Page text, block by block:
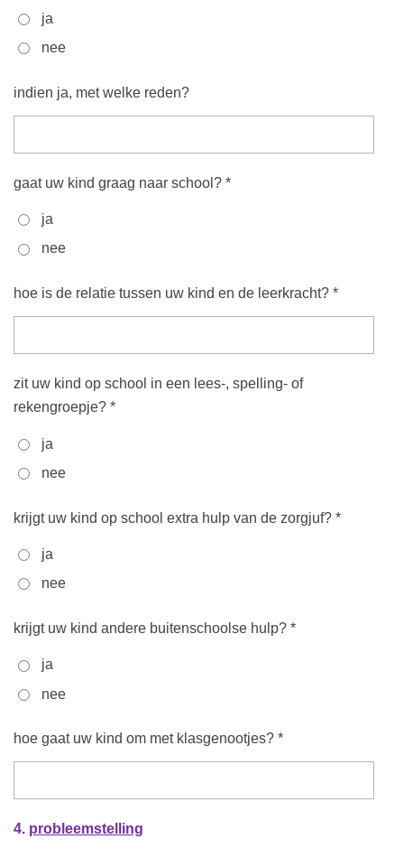
ja
nee
indien ja, met welke reden?
gaat uw kind graag naar school? *
ja
nee
hoe is de relatie tussen uw kind en de leerkracht? *
zit uw kind op school in een lees-, spelling- of
rekengroepje? *
ja
nee
krijgt uw kind op school extra hulp van de zorgjuf? *
ja
nee
krijgt uw kind andere buitenschoolse hulp? *
ja
nee
hoe gaat uw kind om met klasgenootjes? *
4. probleemstelling